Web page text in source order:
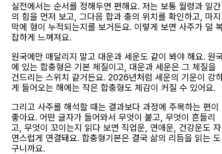
실전에서는 순서를 정해두면 편해요. 저는 보통 월령과 일간
의 힘을 먼저 보고, 그다음 합과 충의 위치를 확인하고, 마지
막에 형이 누적되는지를 보거든요. 이렇게 보면 사주가 덜
잡하게 느껴져요.
원국에만 매달리지 말고 대운과 세운도 같이 봐야 해요. 원
에 있는 합충형은 기본 체질이고, 대운과 세운은 그 체질을
건드리는 스위치 같거든요. 2026년처럼 세운의 기운이 강
게 들어오는 해에는 작은 합충형도 체감이 커질 수 있어요.
그리고 사주를 해석할 때는 결과보다 과정에 주목하는 편이
좋아요. 어떤 글자가 들어와서 무엇이 붙고, 무엇이 흔들리
고, 무엇이 꼬이는지 읽다 보면 직업운, 연애운, 건강운도 자
연스럽게 연결돼요. 합충형기본은 결국 삶의 리듬을 읽는 도
구니까요.